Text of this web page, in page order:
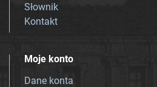
Słownik
Kontakt
Moje konto
Dane konta